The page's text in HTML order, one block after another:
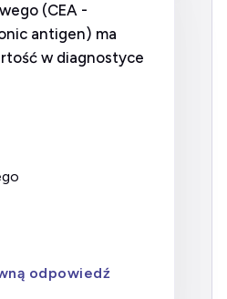
(CEA -
antigen) ma
w diagnostyce
odpowiedź